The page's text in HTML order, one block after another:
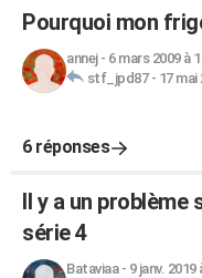
Pourquoi mon
annej- 6 mars 2009 à
stf_jpd87- 17 mai
6 réponses
Il y a un problème
série 4
Bataviaa- 9 janv. 2019